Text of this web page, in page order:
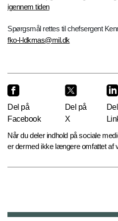
igennem tiden
Spørgsmål rettes til chefsergent
fko-l-ldkmas@mil.dk
Del på
Facebook
Del på
X
Når du deler indhold på sociale
er dermed ikke længere omfattet af